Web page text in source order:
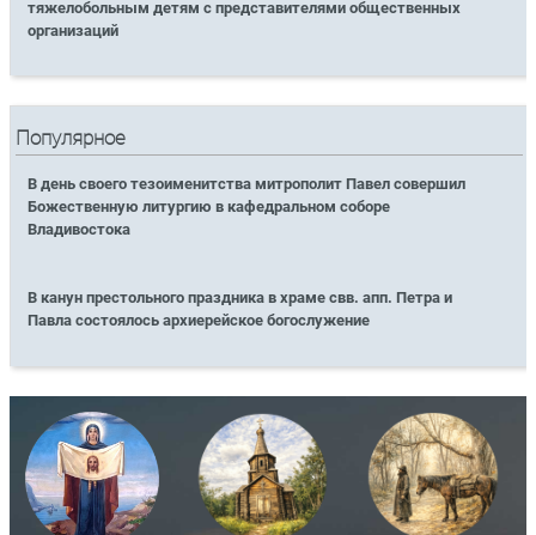
тяжелобольным детям с представителями общественных
организаций
Популярное
В день своего тезоименитства митрополит Павел совершил
Божественную литургию в кафедральном соборе
Владивостока
В канун престольного праздника в храме свв. апп. Петра и
Павла состоялось архиерейское богослужение